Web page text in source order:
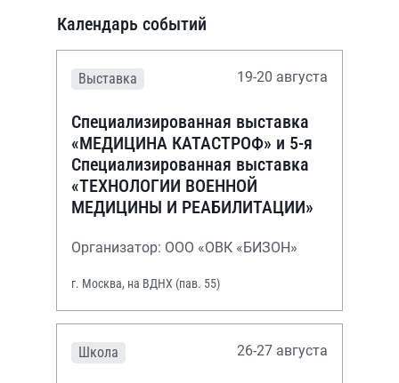
Календарь событий
Выставка 19-20 августа
Специализированная выставка
«МЕДИЦИНА КАТАСТРОФ» и 5-я
Специализированная выставка
«ТЕХНОЛОГИИ ВОЕННОЙ
МЕДИЦИНЫ И РЕАБИЛИТАЦИИ»
Организатор: ООО «ОВК «БИЗОН»
г. Москва, на ВДНХ (пав. 55)
Школа 26-27 августа